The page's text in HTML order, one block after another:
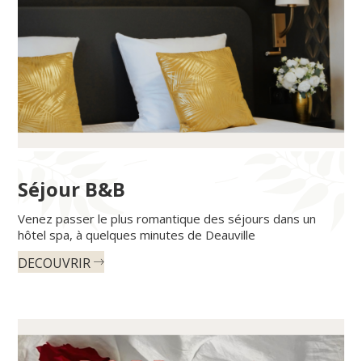
Séjour B&B
Venez passer le plus romantique des séjours dans un
hôtel spa, à quelques minutes de Deauville
DECOUVRIR